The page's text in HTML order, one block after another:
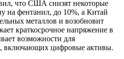
что США снизят некоторые
фентанил, до 10%, а Китай
металлов и возобновит
краткосрочное напряжение в
возможности для
включающих цифровые активы.